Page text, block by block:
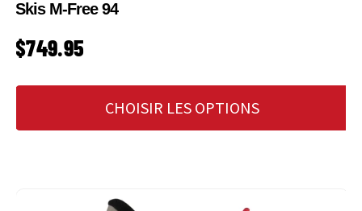
Skis M-Free 94
PRIX HABITUEL
$749.95
CHOISIR LES OPTIONS